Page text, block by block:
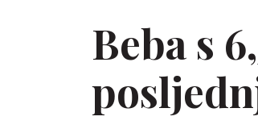
Beba s